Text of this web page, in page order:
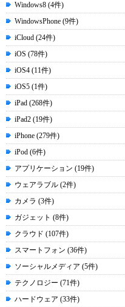
Windows8 (4件)
WindowsPhone (9件)
iCloud (24件)
iOS (78件)
iOS4 (11件)
iOS5 (1件)
iPad (268件)
iPad2 (19件)
iPhone (279件)
iPod (6件)
アプリケーション (19件)
ウェアラブル (2件)
カメラ (3件)
ガジェット (8件)
クラウド (107件)
スマートフォン (36件)
ソーシャルメディア (5件)
テクノロジー (71件)
ハードウェア (33件)